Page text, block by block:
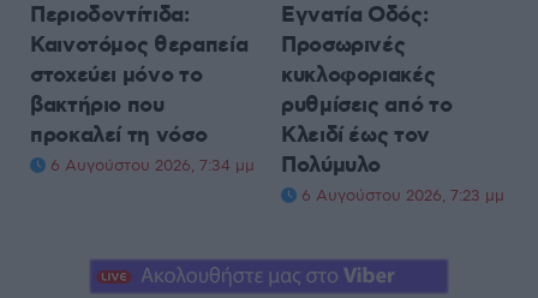
Περιοδοντίτιδα:
Καινοτόμος θεραπεία
στοχεύει μόνο το
βακτήριο που
προκαλεί τη νόσο
6 Αυγούστου 2026, 7:34 μμ
Εγνατία Οδός:
Προσωρινές
κυκλοφοριακές
ρυθμίσεις από το
Κλειδί έως τον
Πολύμυλο
6 Αυγούστου 2026, 7:23 μμ